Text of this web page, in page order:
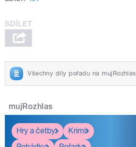
Všechny díly pořadu na mujRozhlas
mujRozhlas
Hry a četby
Krimi